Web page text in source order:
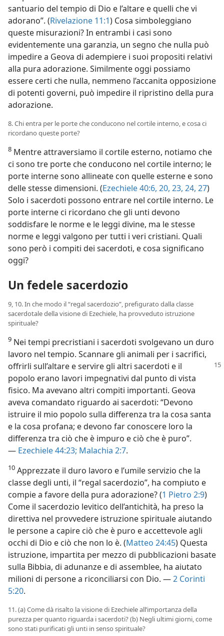
santuario del tempio di Dio e l’altare e quelli che vi
adorano”. (Rivelazione 11:1) Cosa simboleggiano
queste misurazioni? In entrambi i casi sono
evidentemente una garanzia, un segno che nulla può
impedire a Geova di adempiere i suoi propositi relativi
alla pura adorazione. Similmente oggi possiamo
essere certi che nulla, nemmeno l’accanita opposizione
di potenti governi, può impedire il ripristino della pura
adorazione.
8. Chi entra per le porte che conducono nel cortile interno, e cosa ci
ricordano queste porte?
8 Mentre attraversiamo il cortile esterno, notiamo che
ci sono tre porte che conducono nel cortile interno; le
porte interne sono allineate con quelle esterne e sono
delle stesse dimensioni. (Ezechiele 40:6, 20, 23, 24, 27)
Solo i sacerdoti possono entrare nel cortile interno. Le
porte interne ci ricordano che gli unti devono
soddisfare le norme e le leggi divine, ma le stesse
norme e leggi valgono per tutti i veri cristiani. Quali
sono però i compiti dei sacerdoti, e cosa significano
oggi?
Un fedele sacerdozio
9, 10. In che modo il “regal sacerdozio”, prefigurato dalla classe
sacerdotale della visione di Ezechiele, ha provveduto istruzione
spirituale?
9 Nei tempi precristiani i sacerdoti svolgevano un duro
lavoro nel tempio. Scannare gli animali per i sacrifici,
offrirli sull’altare e servire gli altri sacerdoti e il
popolo erano lavori impegnativi dal punto di vista
fisico. Ma avevano altri compiti importanti. Geova
aveva comandato riguardo ai sacerdoti: “Devono
istruire il mio popolo sulla differenza tra la cosa santa
e la cosa profana; e devono far conoscere loro la
differenza tra ciò che è impuro e ciò che è puro”.
— Ezechiele 44:23; Malachia 2:7.
10 Apprezzate il duro lavoro e l’umile servizio che la
classe degli unti, il “regal sacerdozio”, ha compiuto e
compie a favore della pura adorazione? (1 Pietro 2:9)
Come il sacerdozio levitico dell’antichità, ha preso la
direttiva nel provvedere istruzione spirituale aiutando
le persone a capire ciò che è puro e accettevole agli
occhi di Dio e ciò che non lo è. (Matteo 24:45) Questa
istruzione, impartita per mezzo di pubblicazioni basate
sulla Bibbia, di adunanze e di assemblee, ha aiutato
milioni di persone a riconciliarsi con Dio. —2 Corinti
5:20.
11. (a) Come dà risalto la visione di Ezechiele all’importanza della
purezza per quanto riguarda i sacerdoti? (b) Negli ultimi giorni, come
sono stati purificati gli unti in senso spirituale?